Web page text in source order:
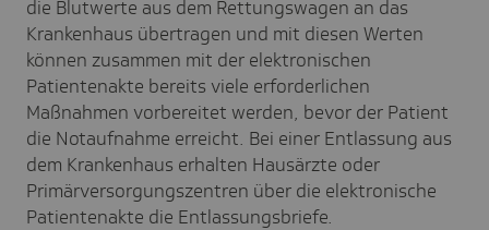
die Blutwerte aus dem Rettungswagen an das
Krankenhaus übertragen und mit diesen Werten
können zusammen mit der elektronischen
Patientenakte bereits viele erforderlichen
Maßnahmen vorbereitet werden, bevor der Patient
die Notaufnahme erreicht. Bei einer Entlassung aus
dem Krankenhaus erhalten Hausärzte oder
Primärversorgungszentren über die elektronische
Patientenakte die Entlassungsbriefe.